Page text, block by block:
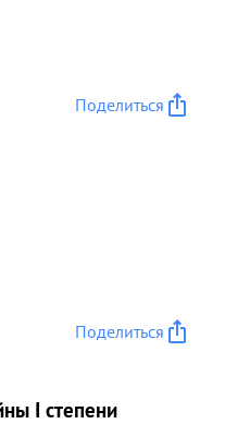
Поделиться
Поделиться
I степени